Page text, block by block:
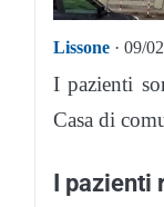
Lissone · 09/
I pazienti
Casa di
I pazienti